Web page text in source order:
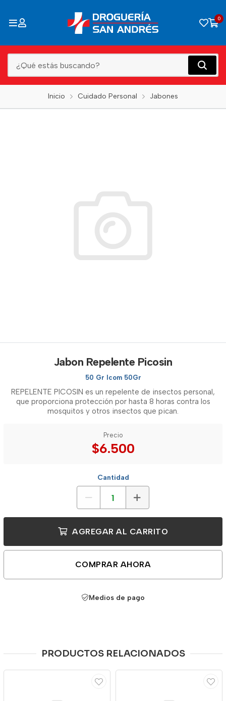
0
Inicio Cuidado Personal Jabones
Jabon Repelente Picosin
50 Gr Icom 50Gr
REPELENTE PICOSIN es un repelente de insectos personal,
que proporciona protección por hasta 8 horas contra los
mosquitos y otros insectos que pican.
Precio
$6.500
Cantidad
AGREGAR AL CARRITO
COMPRAR AHORA
Medios de pago
PRODUCTOS RELACIONADOS